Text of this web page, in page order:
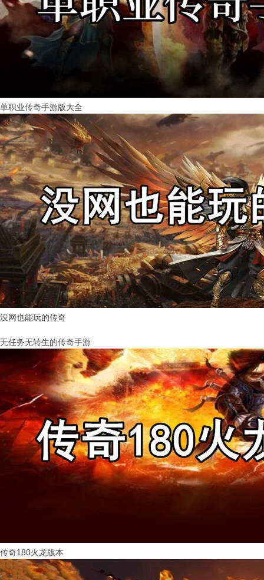
单职业传奇手游版大全
没网也能玩的传奇
无任务无转生的传奇手游
传奇180火龙版本